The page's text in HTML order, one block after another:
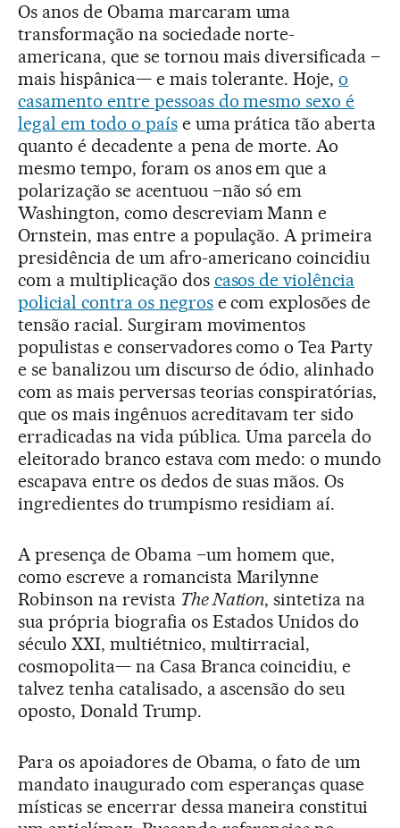
Os anos de Obama marcaram uma
transformação na sociedade norte-
americana, que se tornou mais diversificada –
mais hispânica— e mais tolerante. Hoje,o
casamento entre pessoas do mesmo sexo é
legal em todo o paíse uma prática tão aberta
quanto é decadente a pena de morte. Ao
mesmo tempo, foram os anos em que a
polarização se acentuou –não só em
Washington, como descreviam Mann e
Ornstein, mas entre a população. A primeira
presidência de um afro-americano coincidiu
com a multiplicação dos casos de violência
policial contra os negrose com explosões de
tensão racial. Surgiram movimentos
populistas e conservadores como o Tea Party
e se banalizou um discurso de ódio, alinhado
com as mais perversas teorias conspiratórias,
que os mais ingênuos acreditavam ter sido
erradicadas na vida pública. Uma parcela do
eleitorado branco estava com medo: o mundo
escapava entre os dedos de suas mãos. Os
ingredientes do trumpismo residiam aí.
A presença de Obama –um homem que,
como escreve a romancista Marilynne
Robinson na revista The Nation, sintetiza na
sua própria biografia os Estados Unidos do
século XXI, multiétnico, multirracial,
cosmopolita— na Casa Branca coincidiu, e
talvez tenha catalisado, a ascensão do seu
oposto, Donald Trump.
Para os apoiadores de Obama, o fato de um
mandato inaugurado com esperanças quase
místicas se encerrar dessa maneira constitui